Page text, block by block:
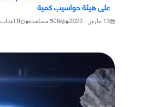
على هيئة حواسيب كمية
13 مارس ، 2023 •
508مشاهدة•
0اعجاب